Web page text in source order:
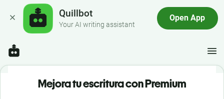
Quillbot
Your AI writing assistant
Open App
Mejora tu escritura con Premium